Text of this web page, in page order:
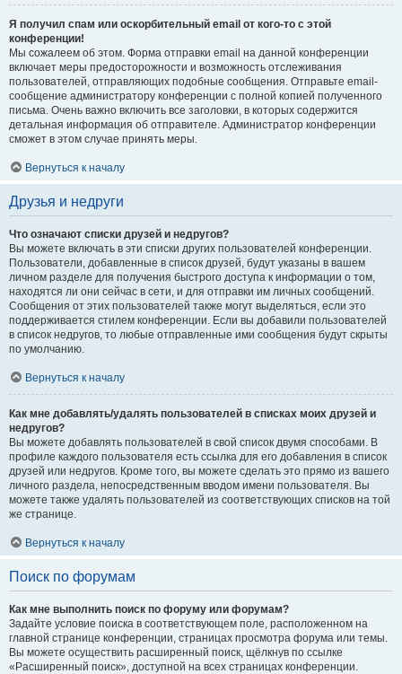
Я получил спам или оскорбительный email от кого-то с этой
конференции!
Мы сожалеем об этом. Форма отправки email на данной конференции
включает меры предосторожности и возможность отслеживания
пользователей, отправляющих подобные сообщения. Отправьте email-
сообщение администратору конференции с полной копией полученного
письма. Очень важно включить все заголовки, в которых содержится
детальная информация об отправителе. Администратор конференции
сможет в этом случае принять меры.
Вернуться к началу
Друзья и недруги
Что означают списки друзей и недругов?
Вы можете включать в эти списки других пользователей конференции.
Пользователи, добавленные в список друзей, будут указаны в вашем
личном разделе для получения быстрого доступа к информации о том,
находятся ли они сейчас в сети, и для отправки им личных сообщений.
Сообщения от этих пользователей также могут выделяться, если это
поддерживается стилем конференции. Если вы добавили пользователей
в список недругов, то любые отправленные ими сообщения будут скрыты
по умолчанию.
Вернуться к началу
Как мне добавлять/удалять пользователей в списках моих друзей и
недругов?
Вы можете добавлять пользователей в свой список двумя способами. В
профиле каждого пользователя есть ссылка для его добавления в список
друзей или недругов. Кроме того, вы можете сделать это прямо из вашего
личного раздела, непосредственным вводом имени пользователя. Вы
можете также удалять пользователей из соответствующих списков на той
же странице.
Вернуться к началу
Поиск по форумам
Как мне выполнить поиск по форуму или форумам?
Задайте условие поиска в соответствующем поле, расположенном на
главной странице конференции, страницах просмотра форума или темы.
Вы можете осуществить расширенный поиск, щёлкнув по ссылке
«Расширенный поиск», доступной на всех страницах конференции.